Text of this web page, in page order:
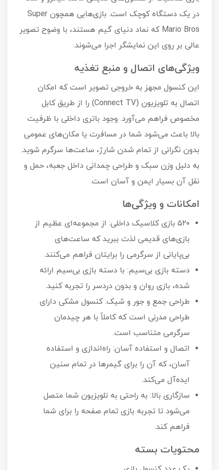
در یک دستگاه کوچک است. بازی‌هایی همچون Super
Mario Bros که نماد دنیای گیم هستند، با وضوح تصویر
عالی بر روی این نمایشگر اجرا می‌شوند.
ویژگی‌های اتصال و منبع تغذیه
این کنسول مجهز به خروجی تصویر است که امکان
اتصال به تلویزیون (Connect TV) را از طریق کابل
مخصوص فراهم می‌آورد. وجود باتری داخلی با ظرفیت
بالا باعث می‌شود شما در مسافرت یا مکان‌های عمومی
بدون نگرانی از تمام شدن شارژ، ساعت‌ها سرگرم شوید.
به دلیل وزن سبک و طراحی چمدانی داخل جعبه، حمل و
نقل آن بسیار ایمن و آسان است.
امکانات و ویژگی‌ها
۵۲۰ بازی کلاسیک داخلی: از مجموعه‌ای عظیم از
بازی‌های قدیمی لذت ببرید که ساعت‌های
بی‌پایانی از سرگرمی را برایتان فراهم می‌کنند.
دسته بازی بی‌سیم: با دسته بازی بی‌سیم ارائه
شده، بازی روان و بدون دردسر را تجربه کنید.
طراحی جمع و جور و شیک: کنسول مشکی دارای
طراحی مدرنی است که کاملاً با هر چیدمان
سرگرمی متناسب است.
اتصال و استفاده آسان: راه‌اندازی و استفاده
آسان، که آن را برای گیمرها در تمام سنین
ایده‌آل می‌کند.
سازگاری بالا: به راحتی به تلویزیون شما متصل
می‌شود تا تجربه بازی تمام صفحه را برای شما
فراهم کند.
محتویات بسته